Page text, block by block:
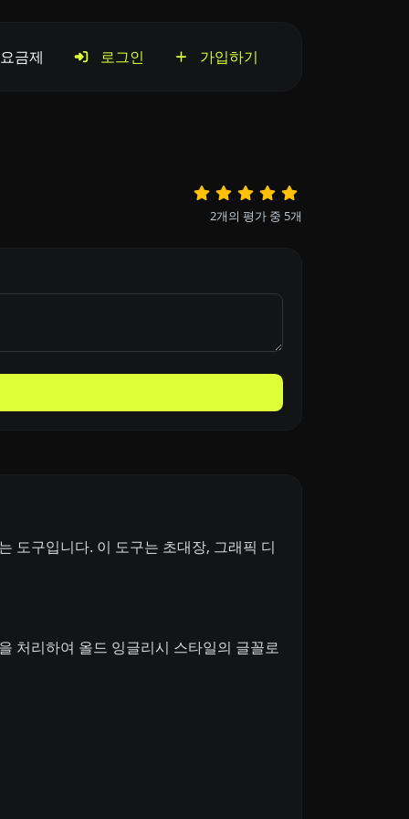
요금제 로그인 가입하기
2개의 평가 중 5개
도구입니다. 이 도구는 초대장, 그래픽 디
처리하여 올드 잉글리시 스타일의 글꼴로